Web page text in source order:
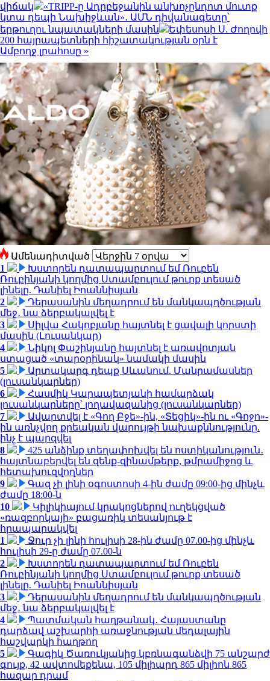
վիճակ
«TRIPP-ը Ադրբեջանին անխոչընդոտ մուտք
կտա դեպի Նախիջևան»․ ԱՄՆ դիվանագետը՝
երթուղու նպատակների մասին
Եփեսոսի Ս. Ժողովի
200 հայրապետների հիշատակության օրն է
Ամբողջ լրահոսը »
Ամենադիտված
1
Խստորեն դատապարտում եմ Ռուբեն
Ռուբինյանի կողմից Ստամբուլում թուրք տեսած
լինելը. Դանիել Իոաննիսյան
2
Դերասանին մեղադրում են մանկապղծության
մեջ․ նա ձերբակալվել է
3
Սիլվա Հակոբյանը հայտնել է ցավալի կորստի
մասին (Լուսանկար)
4
Նիկոլ Փաշինյանը հայտնել է առավոտյան
ստացած «տարօրինակ» նամակի մասին
5
Արտակարգ դեպք Սևանում. Մանրամասներ
(լուսանկարներ)
6
Հասմիկ Կարապետյանի համարձակ
լուսանկարները՝ լողավազանից (լուսանկարներ)
7
Ավարտվել է «Գող Բջե»-ին, «Տեցիկ»-ին ու «Գոջո»-
ին առնչվող քրեական վարույթի նախաքննությունը.
ինչ է պարզվել
8
425 անձինք տեղափոխվել են ոստիկանություն․
հայտնաբերվել են զենք-զինամթերք, թմրամիջոց և
հետախուզվողներ
9
Գազ չի լինի օգոստոսի 4-ին ժամը 09:00-ից մինչև
ժամը 18:00-ն
10
Կիլիկիայում կրակոցներով ուղեկցված
«ռազբորկայի» բացառիկ տեսանյութ է
հրապարակվել
1
Ջուր չի լինի հուլիսի 28-ին ժամը 07.00-ից մինչև
հուլիսի 29-ը ժամը 07.00-ն
2
Խստորեն դատապարտում եմ Ռուբեն
Ռուբինյանի կողմից Ստամբուլում թուրք տեսած
լինելը. Դանիել Իոաննիսյան
3
Դերասանին մեղադրում են մանկապղծության
մեջ․ նա ձերբակալվել է
4
Պատմական հաղթանակ․ Հայաստանը
դարձավ աշխարհի առաջնության մեդալային
հաշվարկի հաղթող
5
Գագիկ Ծառուկյանից կբռնագանձվի 75 անշարժ
գույք, 42 ավտոմեքենա, 105 միլիարդ 865 միլիոն 865
հազար դրամ